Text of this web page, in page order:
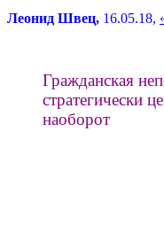
Леонид Швец, 16.05.18,
Гражданская
стратегически
наоборот